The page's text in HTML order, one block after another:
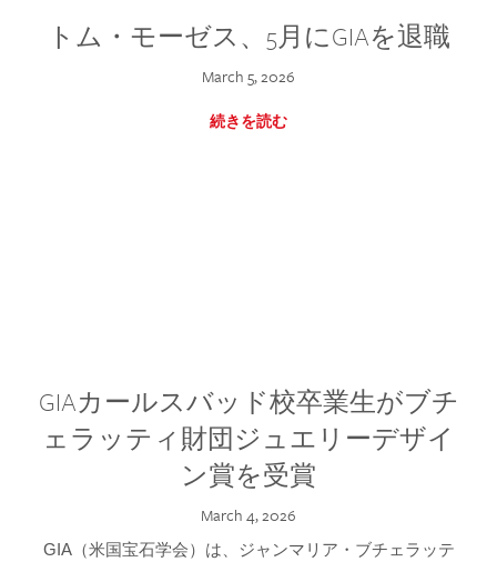
トム・モーゼス、5月にGIAを退職
March 5, 2026
続きを読む
GIAカールスバッド校卒業生がブチ
ェラッティ財団ジュエリーデザイ
ン賞を受賞
March 4, 2026
GIA（米国宝石学会）は、ジャンマリア・ブチェラッテ